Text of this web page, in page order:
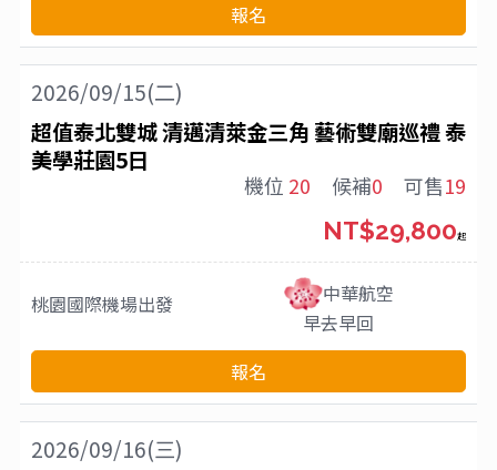
報名
2026/09/15(二)
超值泰北雙城 清邁清萊金三角 藝術雙廟巡禮 泰
美學莊園5日
機位 20 候補0 可售19
桃園國際機場出發
中華航空
早去早回
NT$29,800起
報名
2026/09/16(三)